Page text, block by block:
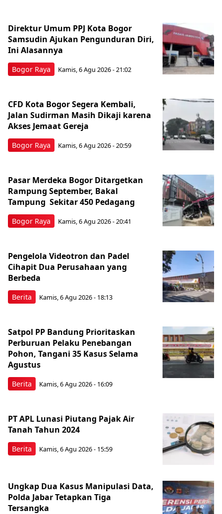
Bogor Raya
Direktur Umum PPJ Kota Bogor
Samsudin Ajukan Pengunduran Diri,
Ini Alasannya
Kamis, 6 Agu 2026 - 21:02
Bogor Raya
CFD Kota Bogor Segera Kembali,
Jalan Sudirman Masih Dikaji karena
Akses Jemaat Gereja
Kamis, 6 Agu 2026 - 20:59
Bogor Raya
Pasar Merdeka Bogor Ditargetkan
Rampung September, Bakal
Tampung Sekitar 450 Pedagang
Kamis, 6 Agu 2026 - 20:41
Berita
Pengelola Videotron dan Padel
Cihapit Dua Perusahaan yang
Berbeda
Kamis, 6 Agu 2026 - 18:13
Berita
Satpol PP Bandung Prioritaskan
Perburuan Pelaku Penebangan
Pohon, Tangani 35 Kasus Selama
Agustus
Kamis, 6 Agu 2026 - 16:09
Berita
PT APL Lunasi Piutang Pajak Air
Tanah Tahun 2024
Kamis, 6 Agu 2026 - 15:59
Ungkap Dua Kasus Manipulasi Data,
Polda Jabar Tetapkan Tiga
Tersangka